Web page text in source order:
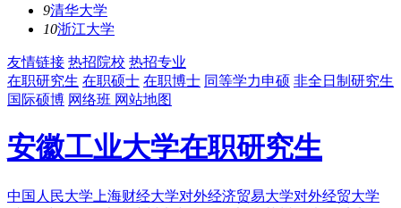
9清华大学
10浙江大学
友情链接 热招院校 热招专业
在职研究生 在职硕士 在职博士 同等学力申硕 非全日制研究生
国际硕博 网络班 网站地图
安徽工业大学在职研究生
中国人民大学 上海财经大学对外经济贸易大学对外经贸大学